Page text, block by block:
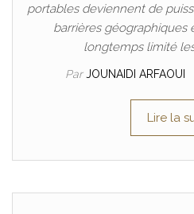
portables deviennent de
barrières
longtemps limité
ParJOUNAIDI ARFAOUI
Lire la